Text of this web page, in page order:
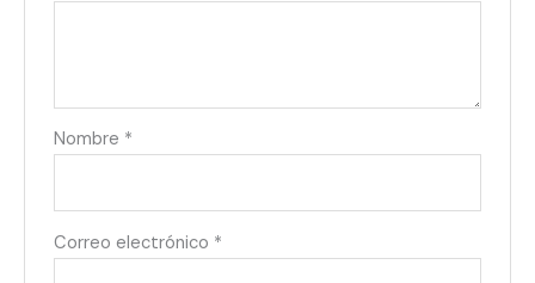
Nombre *
Correo electrónico *